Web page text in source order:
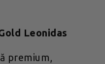
Leonidas
premium,